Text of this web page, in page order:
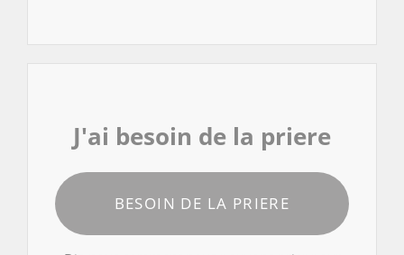
J'ai besoin de la priere
BESOIN DE LA PRIERE